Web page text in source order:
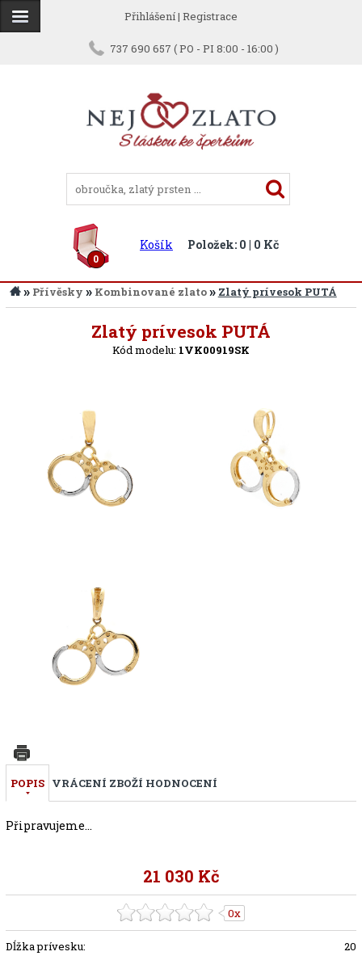
Přihlášení| Registrace
737 690 657 ( PO - PI 8:00 - 16:00 )
0
Košík Položek: 0 | 0 Kč
» Přívěsky » Kombinované zlato» Zlatý prívesok PUTÁ
Zlatý prívesok PUTÁ
Kód modelu: 1VK00919SK
POPIS VRÁCENÍ ZBOŽÍ HODNOCENÍ
Připravujeme...
21 030 Kč
0x
Dĺžka prívesku:
20